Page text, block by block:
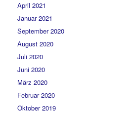
April 2021
Januar 2021
September 2020
August 2020
Juli 2020
Juni 2020
März 2020
Februar 2020
Oktober 2019